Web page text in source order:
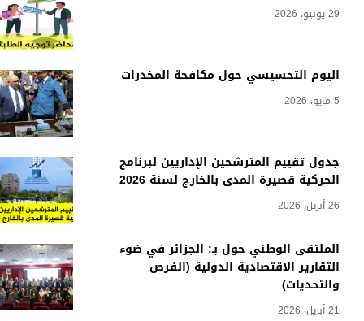
29 يونيو، 2026
اليوم التحسيسي حول مكافحة المخدرات
5 مايو، 2026
جدول تقييم المترشحين الإداريين لبرنامج
الحركية قصيرة المدى بالخارج لسنة 2026
26 أبريل، 2026
الملتقى الوطني حول بـ: الجزائر في ضوء
التقارير الاقتصادية الدولية (الفرص
والتحديات)
21 أبريل، 2026